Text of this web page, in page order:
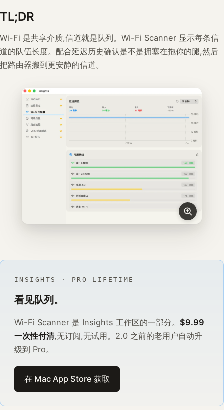
TL;DR
Wi-Fi 是共享介质,信道就是队列。Wi-Fi Scanner 显示每条信
道的队伍长度。配合延迟历史确认是不是拥塞在拖你的腿,然后
把路由器搬到更安静的信道。
INSIGHTS · PRO LIFETIME
看见队列。
Wi-Fi Scanner 是 Insights 工作区的一部分。 $9.99
一次性付清,无订阅,无试用。2.0 之前的老用户自动升
级到 Pro。
在 Mac App Store 获取